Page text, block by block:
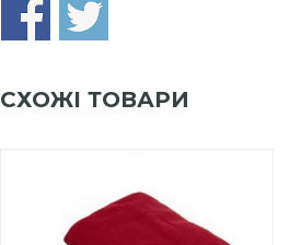
СХОЖІ ТОВАРИ